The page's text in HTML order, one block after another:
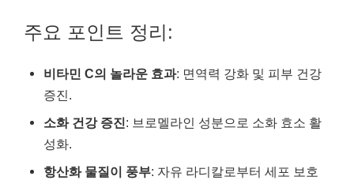
주요 포인트 정리:
비타민 C의 놀라운 효과: 면역력 강화 및 피부 건강
증진.
소화 건강 증진: 브로멜라인 성분으로 소화 효소 활
성화.
항산화 물질이 풍부: 자유 라디칼로부터 세포 보호